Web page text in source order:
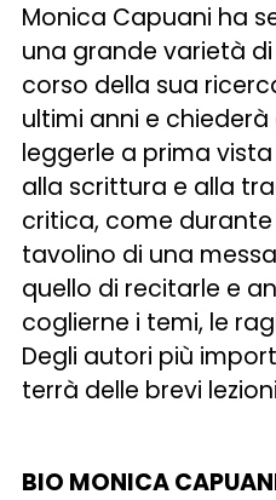
Monica Capuani ha
una grande varietà
corso della sua
ultimi anni e
leggerle a prima
alla scrittura e alla
critica, come
tavolino di una
quello di recitarle e
coglierne i temi, le
Degli autori più
terrà delle brevi
BIO MONICA